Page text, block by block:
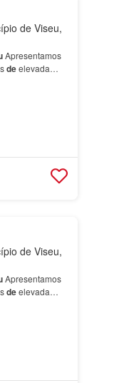
de Viseu,
Apresentamos
deelevada
de Viseu,
Apresentamos
deelevada